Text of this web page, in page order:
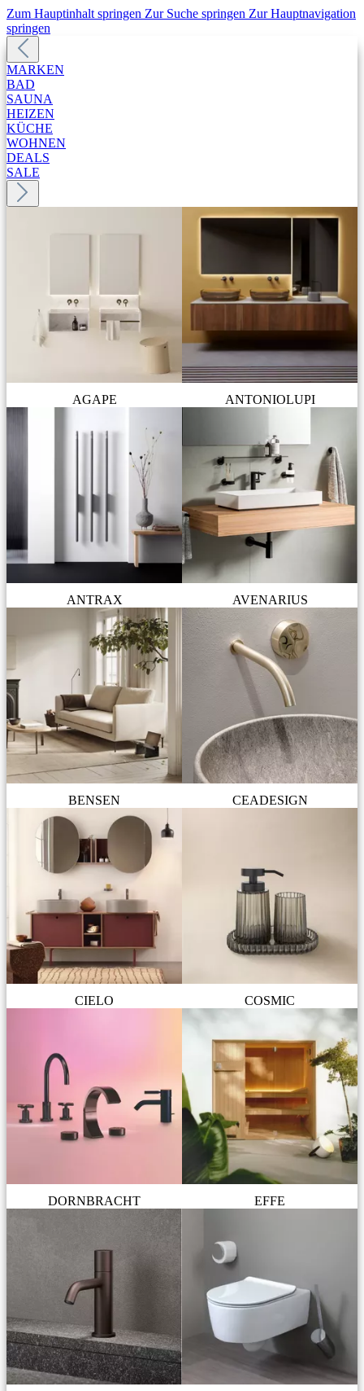
Zum Hauptinhalt springen Zur Suche springen Zur Hauptnavigation
springen
MARKEN
BAD
SAUNA
HEIZEN
KÜCHE
WOHNEN
DEALS
SALE
AGAPE ANTONIOLUPI
ANTRAX AVENARIUS
BENSEN CEADESIGN
CIELO COSMIC
DORNBRACHT EFFE